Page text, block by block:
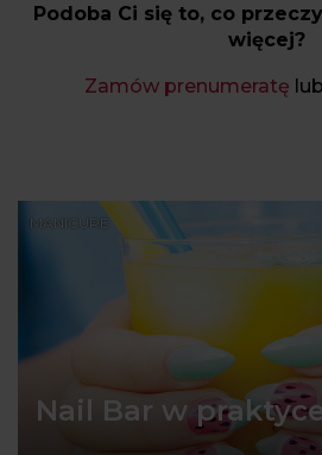
Podoba Ci się to, co
więcej?
Zamów prenumeratę lub
MANICURE
Nail Bar w